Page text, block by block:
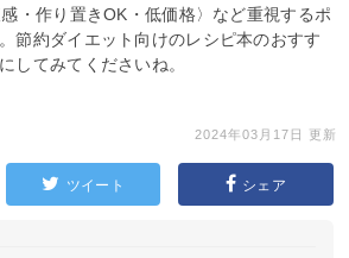
・作り置きOK・低価格〉など重視するポ
節約ダイエット向けのレシピ本のおすす
してみてくださいね。
2024年03月17日 更新
ツイート シェア